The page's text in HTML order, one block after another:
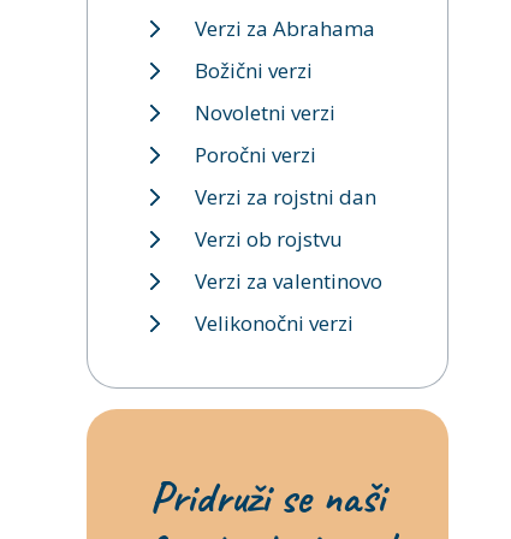
Verzi za Abrahama
Božični verzi
Novoletni verzi
Poročni verzi
Verzi za rojstni dan
Verzi ob rojstvu
Verzi za valentinovo
Velikonočni verzi
Pridruži se naši